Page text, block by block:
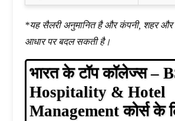
*यह सैलरी अनुमानित है और कंपनी, शहर
आधार पर बदल सकती है।
भारत के टॉप कॉलेज्स –
Hospitality & Hotel
Management कोर्स के